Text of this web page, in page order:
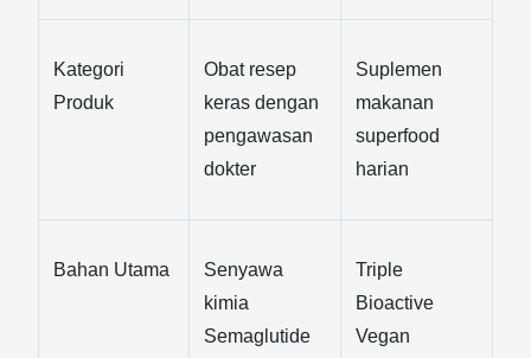
Kategori
Produk
Obat resep
keras dengan
pengawasan
dokter
Suplemen
makanan
superfood
harian
Bahan Utama
Senyawa
kimia
Semaglutide
Triple
Bioactive
Vegan